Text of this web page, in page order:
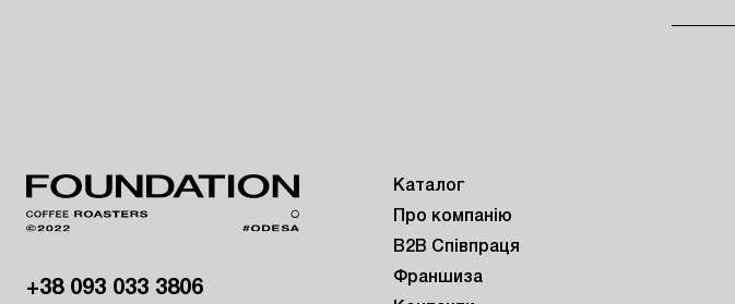
+38 093 033 3806
Каталог
Про компанію
B2B Співпраця
Франшиза